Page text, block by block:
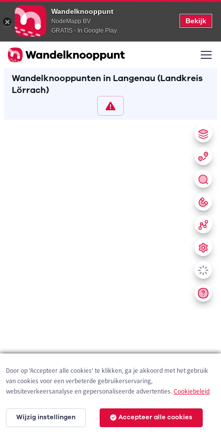
Wandelknooppunt
NodeMapp BV
GRATIS - In Google Play
Bekijk
Wandelknooppunten in Langenau (Landkreis
Lörrach)
200 m
Door op 'Accepteer alle cookies' te klikken, ga je akkoord met het gebruik
van cookies voor een verbeterde gebruikerservaring,
websiteverkeersanalyse en gepersonaliseerde advertenties.Cookiebeleid
Wijzig instellingen Accepteer alle cookies